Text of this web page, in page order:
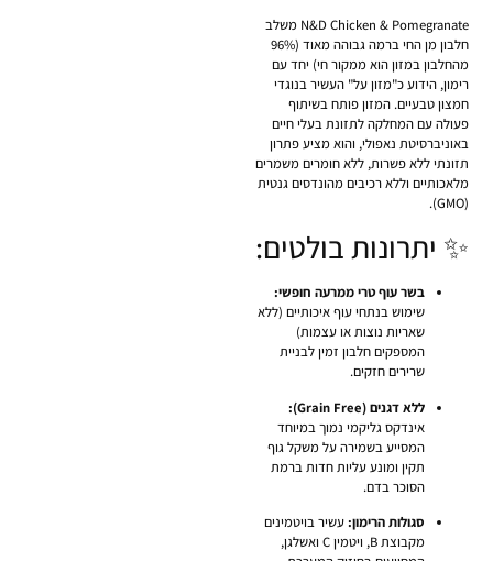
N&D Chicken & Pomegranate משלב
חלבון מן החי ברמה גבוהה מאוד (96%
מהחלבון במזון הוא ממקור חי) יחד עם
רימון, הידוע כ"מזון על" העשיר בנוגדי
חמצון טבעיים. המזון פותח בשיתוף
פעולה עם המחלקה לתזונת בעלי חיים
באוניברסיטת נאפולי, והוא מציע פתרון
תזונתי ללא פשרות, ללא חומרים משמרים
מלאכותיים וללא רכיבים מהונדסים גנטית
(GMO).
✨ יתרונות בולטים:
בשר עוף טרי ממרעה חופשי:
שימוש בנתחי עוף איכותיים (ללא
שאריות נוצות או עצמות)
המספקים חלבון זמין לבניית
שרירים חזקים.
ללא דגנים (Grain Free):
אינדקס גליקמי נמוך במיוחד
המסייע בשמירה על משקל גוף
תקין ומונע עליות חדות ברמת
הסוכר בדם.
סגולות הרימון:עשיר בויטמינים
מקבוצת B, ויטמין C ואשלגן,